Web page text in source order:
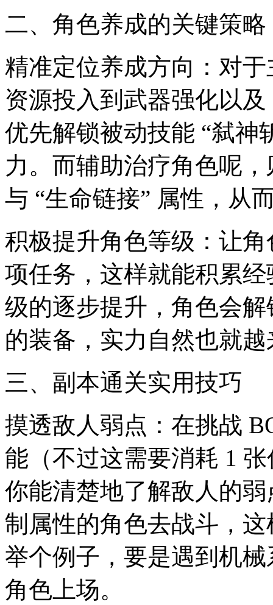
二、角色养成的关键策略
精准定位养成方向：对
资源投入到武器强化以
优先解锁被动技能 “弑神
力。而辅助治疗角色呢
与 “生命链接” 属性，从
积极提升角色等级：让
项任务，这样就能积累
级的逐步提升，角色会
的装备，实力自然也就
三、副本通关实用技巧
摸透敌人弱点：在挑战
能（不过这需要消耗 1
你能清楚地了解敌人的
制属性的角色去战斗，
举个例子，要是遇到机
角色上场。